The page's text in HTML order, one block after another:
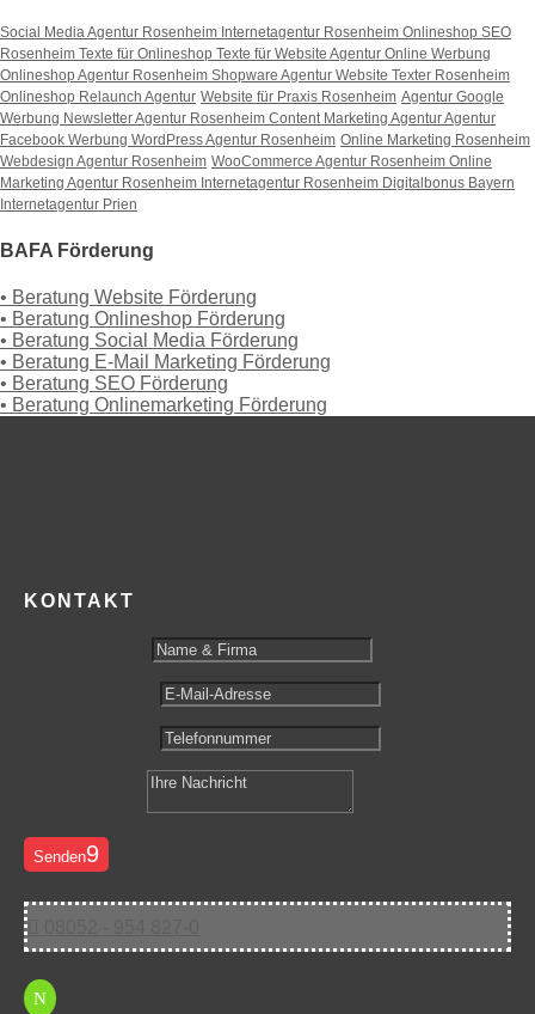
Social Media Agentur Rosenheim Internetagentur Rosenheim Onlineshop SEO
Rosenheim Texte für Onlineshop Texte für Website Agentur Online Werbung
Onlineshop Agentur Rosenheim Shopware Agentur Website Texter Rosenheim
Onlineshop Relaunch Agentur Website für Praxis Rosenheim Agentur Google
Werbung Newsletter Agentur Rosenheim Content Marketing AgenturAgentur
Facebook Werbung WordPress Agentur Rosenheim Online Marketing Rosenheim
Webdesign Agentur Rosenheim WooCommerce Agentur Rosenheim Online
Marketing Agentur Rosenheim Internetagentur Rosenheim Digitalbonus Bayern
Internetagentur Prien
BAFA Förderung
• Beratung Website Förderung
• Beratung Onlineshop Förderung
• Beratung Social Media Förderung
• Beratung E-Mail Marketing Förderung
• Beratung SEO Förderung
• Beratung Onlinemarketing Förderung
KONTAKT
Senden
N